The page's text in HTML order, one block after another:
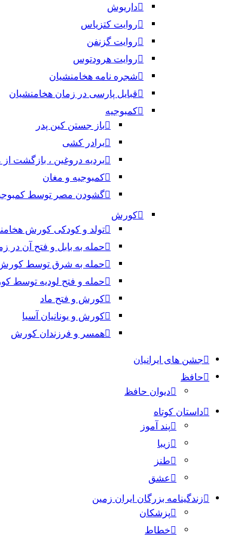
داریوش
روایت کتزیاس
روایت گزنفن
روایت هرودتوس
شجره نامه هخامنشیان
قبایل پارسی در زمان هخامنشیان
کمبوجیه
باز جستن کین پدر
برادر کشی
بردیه دروغین ، بازگشت
کمبوجیه و مغان
گشودن مصر توسط
کورش
تولد و کودکی کورش
حمله به بابل و فتح آن در
حمله به شرق توسط
حمله و فتح لودیه توسط
کورش و فتح ماد
کورش و یونانیان آسیا
همسر و فرزندان کورش
جشن های ایرانیان
حافظ
دیوان حافظ
داستان کوتاه
پند آموز
زیبا
طنز
عشق
زندگینامه بزرگان ایران زمین
پزشکان
خطاط